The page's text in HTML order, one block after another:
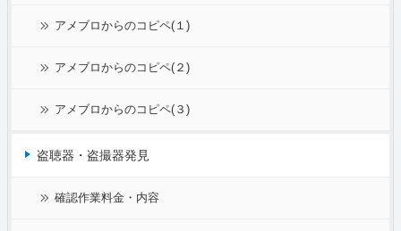
アメブロからのコピペ(１)
アメブロからのコピペ(２)
アメブロからのコピペ(３)
盗聴器・盗撮器発見
確認作業料金・内容